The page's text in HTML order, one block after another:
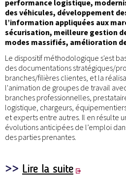
performance logistique,
des véhicules, développement
l’information appliquées aux
sécurisation, meilleure gestion
modes massifiés, amélioration
Le dispositif méthodologique s'est
des documentations stratégiques/
branches/filières clientes, et la
l'animation de groupes de travail
branches professionnelles,
logistique, chargeurs,
et experts entre autres. Il en résulte
évolutions anticipées de l’emploi
des parties prenantes.
>> Lire la suite